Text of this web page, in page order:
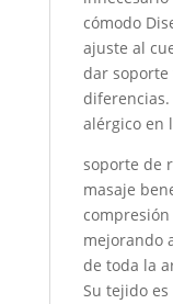
cómodo
ajuste al
dar
alérgico en
soporte de
masaje
mejorando
de toda la
Su tejido